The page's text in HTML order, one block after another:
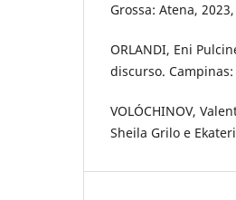
Grossa: Atena,
ORLANDI, Eni
discurso. Campinas:
VOLÓCHINOV,
Sheila Grilo e